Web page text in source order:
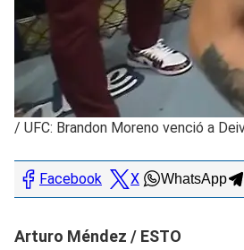
/ UFC: Brandon Moreno venció a
Facebook X WhatsApp
Arturo Méndez / ESTO